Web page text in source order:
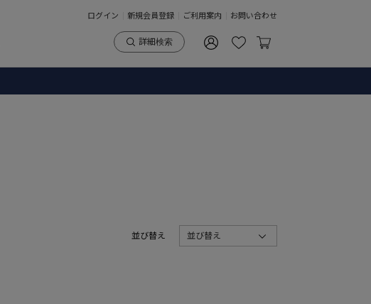
ログイン 新規会員登録 ご利用案内 お問い合わせ
詳細検索
並び替え 並び替え